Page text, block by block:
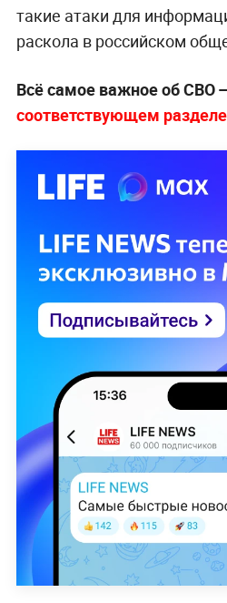
такие атаки для
раскола в российском
Всё самое важное об СВО
соответствующем